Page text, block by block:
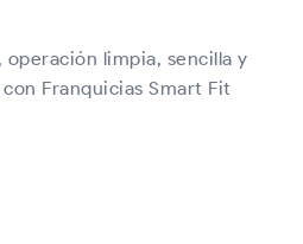
operación limpia, sencilla y
Franquicias Smart Fit